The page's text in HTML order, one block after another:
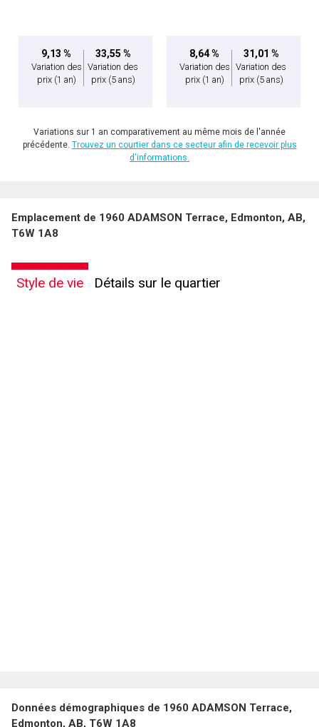
9,13 %
Variation des
prix (1 an)
33,55 %
Variation des
prix (5 ans)
8,64 %
Variation des
prix (1 an)
31,01 %
Variation des
prix (5 ans)
Variations sur 1 an comparativement au même mois de l'année
précédente. Trouvez un courtier dans ce secteur afin de recevoir plus
d'informations.
Emplacement de 1960 ADAMSON Terrace, Edmonton, AB,
T6W 1A8
Style de vie Détails sur le quartier
Données démographiques de 1960 ADAMSON Terrace,
Edmonton, AB, T6W 1A8